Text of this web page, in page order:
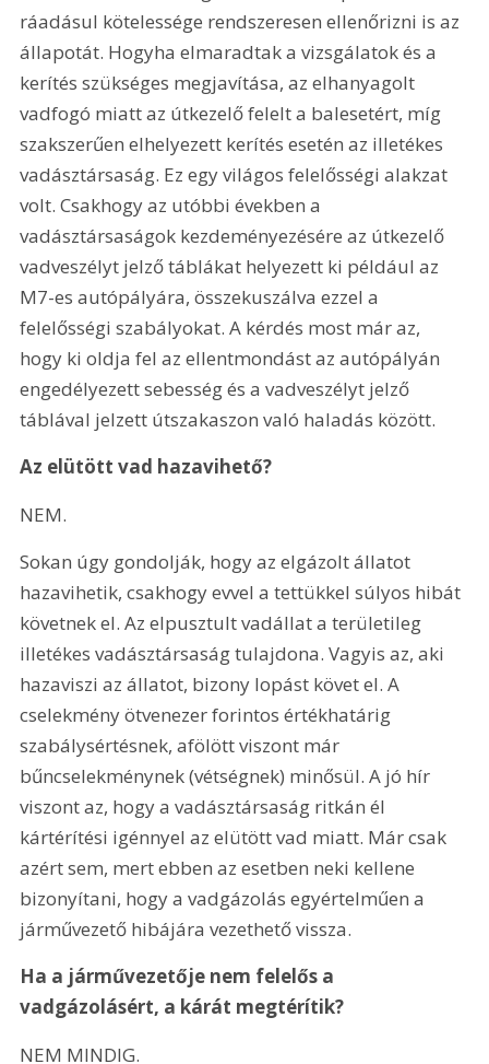
ráadásul kötelessége rendszeresen ellenőrizni is az
állapotát. Hogyha elmaradtak a vizsgálatok és a
kerítés szükséges megjavítása, az elhanyagolt
vadfogó miatt az útkezelő felelt a balesetért, míg
szakszerűen elhelyezett kerítés esetén az illetékes
vadásztársaság. Ez egy világos felelősségi alakzat
volt. Csakhogy az utóbbi években a
vadásztársaságok kezdeményezésére az útkezelő
vadveszélyt jelző táblákat helyezett ki például az
M7-es autópályára, összekuszálva ezzel a
felelősségi szabályokat. A kérdés most már az,
hogy ki oldja fel az ellentmondást az autópályán
engedélyezett sebesség és a vadveszélyt jelző
táblával jelzett útszakaszon való haladás között.
Az elütött vad hazavihető?
NEM.
Sokan úgy gondolják, hogy az elgázolt állatot
hazavihetik, csakhogy evvel a tettükkel súlyos hibát
követnek el. Az elpusztult vadállat a területileg
illetékes vadásztársaság tulajdona. Vagyis az, aki
hazaviszi az állatot, bizony lopást követ el. A
cselekmény ötvenezer forintos értékhatárig
szabálysértésnek, afölött viszont már
bűncselekménynek (vétségnek) minősül. A jó hír
viszont az, hogy a vadásztársaság ritkán él
kártérítési igénnyel az elütött vad miatt. Már csak
azért sem, mert ebben az esetben neki kellene
bizonyítani, hogy a vadgázolás egyértelműen a
járművezető hibájára vezethető vissza.
Ha a járművezetője nem felelős a
vadgázolásért, a kárát megtérítik?
NEM MINDIG.